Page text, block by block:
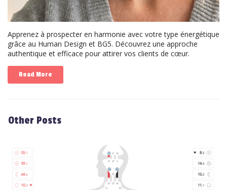
Apprenez à prospecter en harmonie avec votre type énergétique
grâce au Human Design et BG5. Découvrez une approche
authentique et efficace pour attirer vos clients de cœur.
Read More
Other Posts